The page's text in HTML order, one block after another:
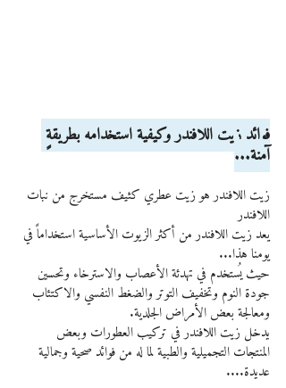
فوائد زيت اللافندر وكيفية استخدامه بطريقةٍ
آمنة...
زيت اللافندر هو زيت عطري كثيف مستخرج من نبات
اللافندر
يعد زيت اللافندر من أكثر الزيوت الأساسية استخداماً في
يومنا هذا...
حيث يُستخدم في تهدئة الأعصاب والاسترخاء وتحسين
جودة النوم وتخفيف التوتر والضغط النفسي والاكتئاب
ومعالجة بعض الأمراض الجلدية.
يدخل زيت اللافندر في تركيب العطورات وبعض
المنتجات التجميلية والطبية لما له من فوائد صحية وجمالية
عديدة....